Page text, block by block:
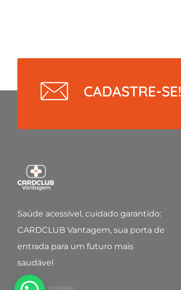
CADASTRE-SE!
Saúde acessível, cuidado garantido:
CARDCLUB Vantagem, sua porta de
entrada para um futuro mais
saudável